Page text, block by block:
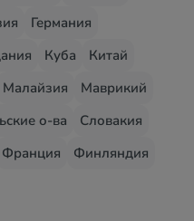
Германия
Куба
Китай
Малайзия
Маврикий
о-ва
Словакия
Франция
Финляндия